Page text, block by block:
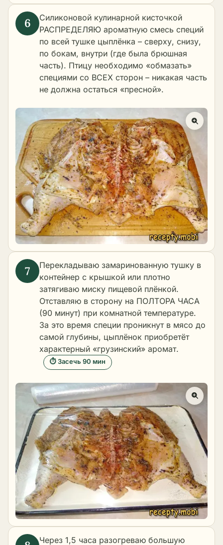
Силиконовой кулинарной кисточкой
РАСПРЕДЕЛЯЮ ароматную смесь специй
по всей тушке цыплёнка – сверху, снизу,
по бокам, внутри (где была брюшная
часть). Птицу необходимо «обмазать»
специями со ВСЕХ сторон – никакая часть
не должна остаться «пресной».
Перекладываю замаринованную тушку в
контейнер с крышкой или плотно
затягиваю миску пищевой плёнкой.
Отставляю в сторону на ПОЛТОРА ЧАСА
(90 минут) при комнатной температуре.
За это время специи проникнут в мясо до
самой глубины, цыплёнок приобретёт
характерный «грузинский» аромат.
⏱ Засечь 90 мин
Через 1,5 часа разогреваю большую